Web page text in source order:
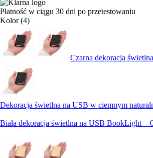
Płatność w ciągu 30 dni po przetestowaniu
Kolor (4)
Czarna dekoracja
Dekoracja świetlna na USB w ciemnym
Biała dekoracja świetlna na USB BookLight –